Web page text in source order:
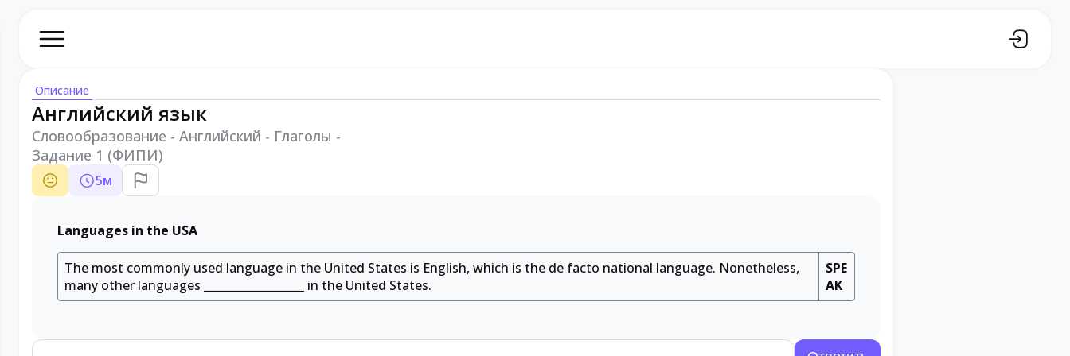
Описание
Английский язык
Словообразование - Английский - Глаголы -
Задание 1 (ФИПИ)
5м
Languages in the USA
The most commonly used language in the United States is English, which is the de facto national language. Nonetheless,
many other languages
in the United States.
SPE
AK